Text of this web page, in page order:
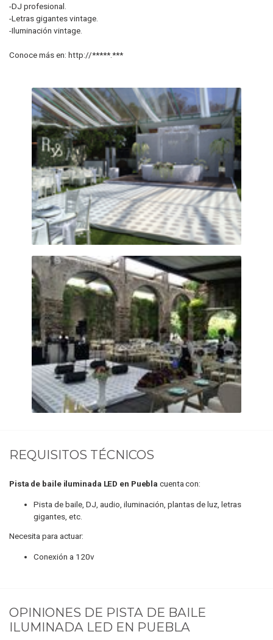
-DJ profesional.
-Letras gigantes vintage.
-Iluminación vintage.
Conoce más en: http://*****.***
REQUISITOS TÉCNICOS
Pista de baile iluminada LED en Puebla cuenta con:
Pista de baile, DJ, audio, iluminación, plantas de luz, letras
gigantes, etc.
Necesita para actuar:
Conexión a 120v
OPINIONES DE PISTA DE BAILE
ILUMINADA LED EN PUEBLA